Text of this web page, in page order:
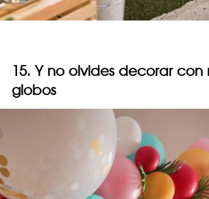
15. Y no olvides decorar con
globos